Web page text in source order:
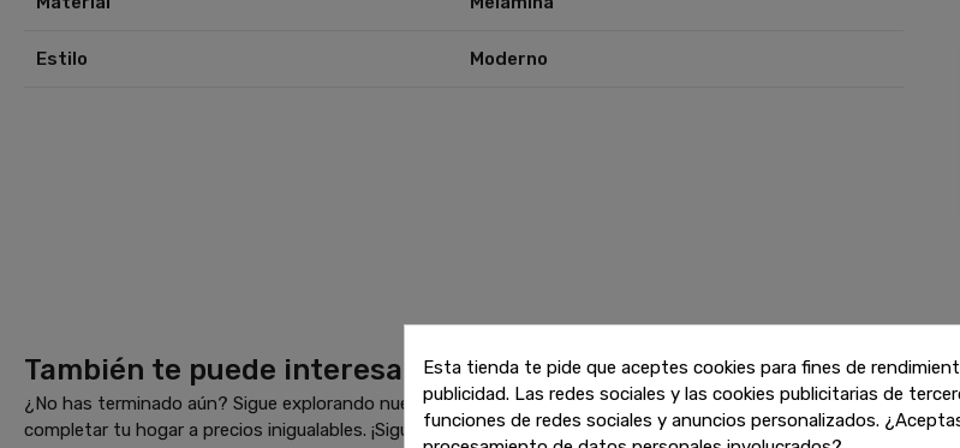
Estilo Moderno
También te puede interesar
¿No has terminado aún? Sigue explorando nuestras increíbles ofertas de liquidación en muebles de alta
completar tu hogar a precios inigualables. ¡Sigue comprando y aprovecha estos descuentos exclusivos antes de
Esta tienda te pide que aceptes cookies para fines de
publicidad. Las redes sociales y las cookies publicitarias de
funciones de redes sociales y anuncios personalizados.